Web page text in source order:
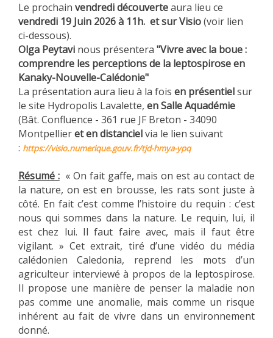
Le prochain vendredi découverteaura lieu ce
vendredi 19 Juin 2026 à 11h. et sur Visio(voir lien
ci-dessous).
Olga Peytavi nous présentera "Vivre avec la boue :
comprendre les perceptions de la leptospirose en
Kanaky-Nouvelle-Calédonie"
La présentation aura lieu à la fois en présentielsur
le site Hydropolis Lavalette, en Salle Aquadémie
(Bât. Confluence - 361 rue JF Breton - 34090
Montpellieret en distancielvia le lien suivant
: https://visio.numerique.gouv.fr/tjd-hmya-ypq
Résumé :« On fait gaffe, mais on est au contact de
la nature, on est en brousse, les rats sont juste à
côté. En fait c’est comme l’histoire du requin : c’est
nous qui sommes dans la nature. Le requin, lui, il
est chez lui. Il faut faire avec, mais il faut être
vigilant. » Cet extrait, tiré d’une vidéo du média
calédonien Caledonia, reprend les mots d’un
agriculteur interviewé à propos de la leptospirose.
Il propose une manière de penser la maladie non
pas comme une anomalie, mais comme un risque
inhérent au fait de vivre dans un environnement
donné.